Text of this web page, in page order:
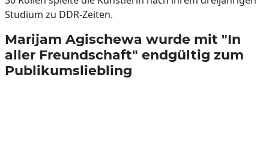
Studium zu DDR-Zeiten.
Marijam Agischewa wurde mit "In
aller Freundschaft" endgültig zum
Publikumsliebling